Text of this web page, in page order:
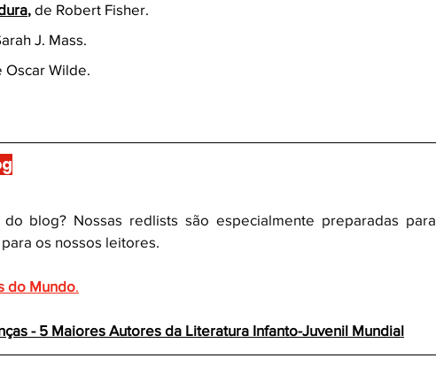
, de Robert Fisher.
J. Mass.
Oscar Wilde.
blog? Nossas redlists são especialmente preparadas para
os nossos leitores.
do Mundo.
- 5 Maiores Autores da Literatura Infanto-Juvenil Mundial